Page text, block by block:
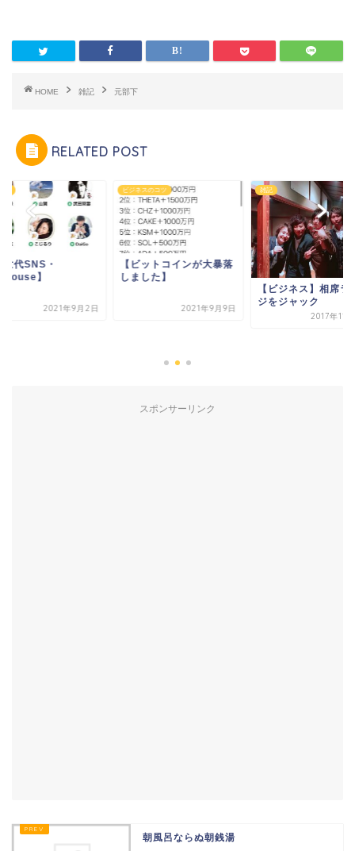
HOME 雑記 元部下
RELATED POST
世代SNS・
】
2021年9月2日
ビジネスのコツ
【ビットコインが大暴落
しました】
2021年9月9日
雑記
【ビジネス】相席ラ
ジをジャック
2017年11
スポンサーリンク
朝風呂ならぬ朝銭湯